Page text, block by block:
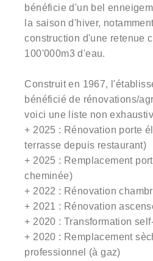
bénéficie d'un bel
la saison d'hiver,
construction d'une retenue
100'000m3 d'eau.
Construit en 1967,
bénéficié de rénovations/
voici une liste non
+ 2025 : Rénovation porte
terrasse depuis restaurant)
+ 2025 : Remplacement
cheminée)
+ 2022 : Rénovation
+ 2021 : Rénovation
+ 2020 : Transformation
+ 2020 : Remplacement
professionnel (à gaz)